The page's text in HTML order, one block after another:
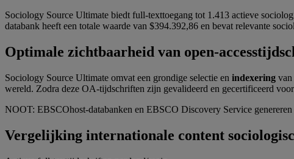
Sociology Source Ultimate biedt full-texttoegang tot 1.413 actieve
databank heeft een totale waarde van $394.392,86 en bevat relevante
Optimale zichtbaarheid van open-
Sociology Source Ultimate omvat een grondige selectie en indexering van
wereld. Zodra deze OA-tijdschriften zijn gevalideerd en gecertificeerd
NOOT: EBSCOhost-databanken en EBSCO Discovery Service
Vergelijking internationale content